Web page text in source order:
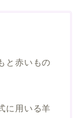
と赤いもの
に用いる羊